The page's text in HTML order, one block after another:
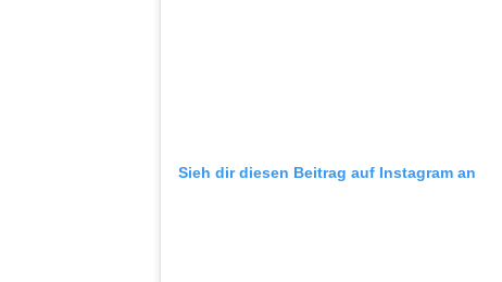
Sieh dir diesen Beitrag auf Instagram an